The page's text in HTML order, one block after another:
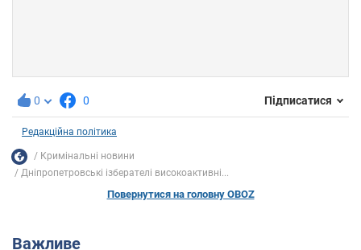
0 0 Підписатися
Редакційна політика
Кримінальні новини
Дніпропетровські ізберателі високоактивні...
Повернутися на головну OBOZ
Важливе